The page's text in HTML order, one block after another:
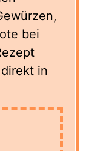
bei
in